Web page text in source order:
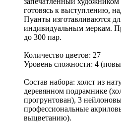
готовясь к выступлению,
Пуанты изготавливаются
индивидуальным меркам.
до 300 пар.
Количество цветов: 27
Уровень сложности: 4
Состав набора: холст из
деревянном подрамнике
прогрунтован), 3
профессиональные
выцветанию).